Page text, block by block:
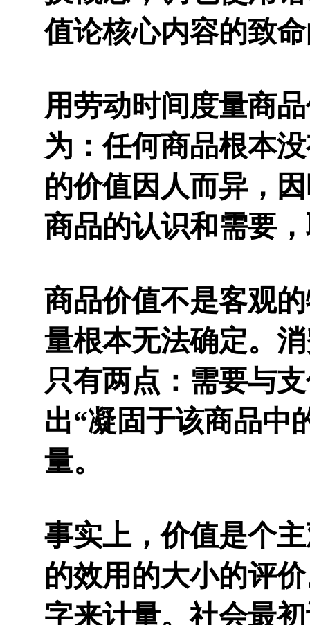
值论核心内容的致
用劳动时间度量商
为：任何商品根本
的价值因人而异，
商品的认识和需要
商品价值不是客观
量根本无法确定。
只有两点：需要与
出“凝固于该商品中
量。
事实上，价值是个
的效用的大小的评
字来计量。社会最